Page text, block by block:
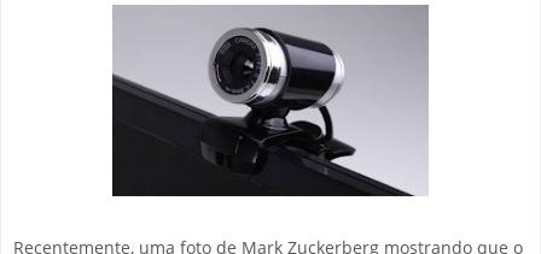
Recentemente, uma foto de Mark Zuckerberg mostrando que o